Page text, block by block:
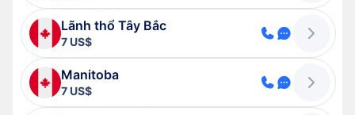
Lãnh thổ Tây Bắc
7 US$
Manitoba
7 US$